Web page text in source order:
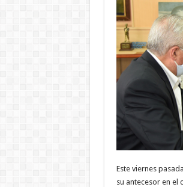
Este viernes
su antecesor en el